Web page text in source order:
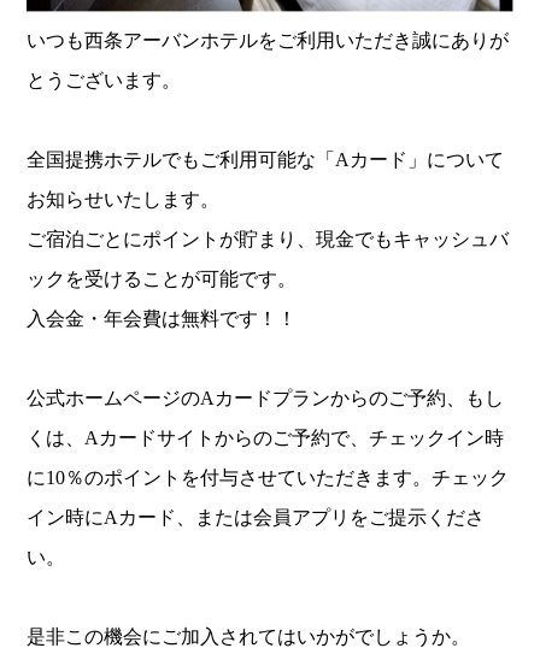
いつも西条アーバンホテルをご利用いただき誠にありが
とうございます。
全国提携ホテルでもご利用可能な「Aカード」について
お知らせいたします。
ご宿泊ごとにポイントが貯まり、現金でもキャッシュバ
ックを受けることが可能です。
入会金・年会費は無料です！！
公式ホームページのAカードプランからのご予約、もし
くは、Aカードサイトからのご予約で、チェックイン時
に10％のポイントを付与させていただきます。チェック
イン時にAカード、または会員アプリをご提示くださ
い。
是非この機会にご加入されてはいかがでしょうか。